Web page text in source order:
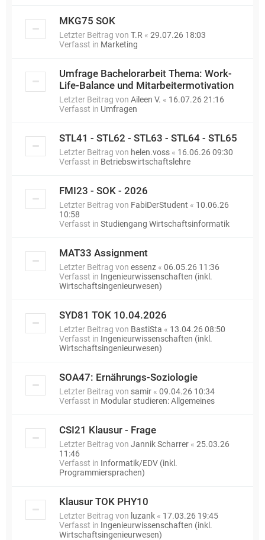
MKG75 SOK
Letzter Beitrag von T.R « 29.07.26 18:03
Verfasst in Marketing
Umfrage Bachelorarbeit Thema: Work-
Life-Balance und Mitarbeitermotivation
Letzter Beitrag von Aileen V. « 16.07.26 21:16
Verfasst in Umfragen
STL41 - STL62 - STL63 - STL64 - STL65
Letzter Beitrag von helen.voss « 16.06.26 09:30
Verfasst in Betriebswirtschaftslehre
FMI23 - SOK - 2026
Letzter Beitrag von FabiDerStudent « 10.06.26
10:58
Verfasst in Studiengang Wirtschaftsinformatik
MAT33 Assignment
Letzter Beitrag von essenz « 06.05.26 11:36
Verfasst in Ingenieurwissenschaften (inkl.
Wirtschaftsingenieurwesen)
SYD81 TOK 10.04.2026
Letzter Beitrag von BastiSta « 13.04.26 08:50
Verfasst in Ingenieurwissenschaften (inkl.
Wirtschaftsingenieurwesen)
SOA47: Ernährungs-Soziologie
Letzter Beitrag von samir « 09.04.26 10:34
Verfasst in Modular studieren: Allgemeines
CSI21 Klausur - Frage
Letzter Beitrag von Jannik Scharrer « 25.03.26
11:46
Verfasst in Informatik/EDV (inkl.
Programmiersprachen)
Klausur TOK PHY10
Letzter Beitrag von luzank « 17.03.26 19:45
Verfasst in Ingenieurwissenschaften (inkl.
Wirtschaftsingenieurwesen)